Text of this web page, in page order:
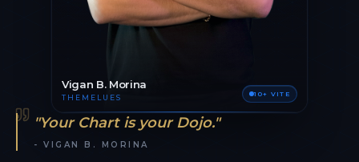
Vigan B. Morina
THEMELUES 10+ VITE
"Your Chart is your Dojo."
- VIGAN B. MORINA